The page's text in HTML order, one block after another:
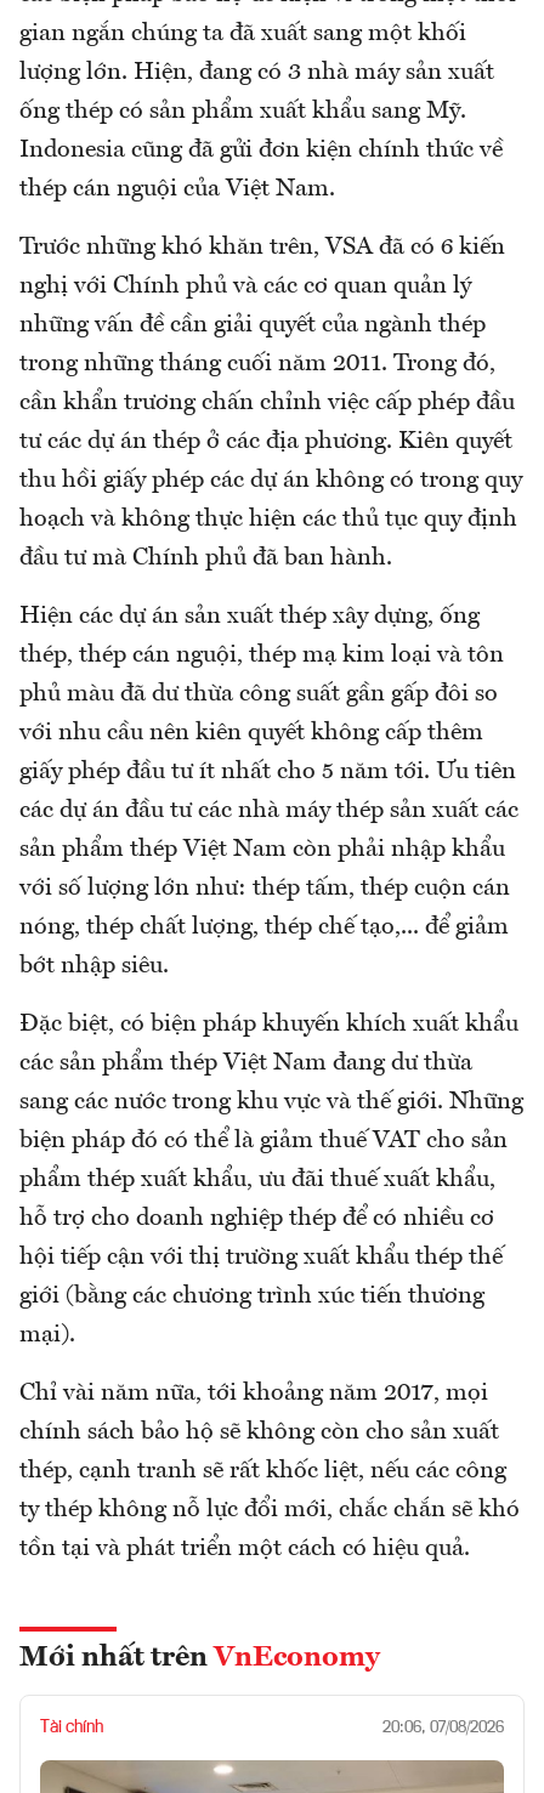
gian ngắn chúng ta đã xuất sang một khối
lượng lớn. Hiện, đang có 3 nhà máy sản xuất
ống thép có sản phẩm xuất khẩu sang Mỹ.
Indonesia cũng đã gửi đơn kiện chính thức về
thép cán nguội của Việt Nam.
Trước những khó khăn trên, VSA đã có 6 kiến
nghị với Chính phủ và các cơ quan quản lý
những vấn đề cần giải quyết của ngành thép
trong những tháng cuối năm 2011. Trong đó,
cần khẩn trương chấn chỉnh việc cấp phép đầu
tư các dự án thép ở các địa phương. Kiên quyết
thu hồi giấy phép các dự án không có trong quy
hoạch và không thực hiện các thủ tục quy định
đầu tư mà Chính phủ đã ban hành.
Hiện các dự án sản xuất thép xây dựng, ống
thép, thép cán nguội, thép mạ kim loại và tôn
phủ màu đã dư thừa công suất gần gấp đôi so
với nhu cầu nên kiên quyết không cấp thêm
giấy phép đầu tư ít nhất cho 5 năm tới. Ưu tiên
các dự án đầu tư các nhà máy thép sản xuất các
sản phẩm thép Việt Nam còn phải nhập khẩu
với số lượng lớn như: thép tấm, thép cuộn cán
nóng, thép chất lượng, thép chế tạo,... để giảm
bớt nhập siêu.
Đặc biệt, có biện pháp khuyến khích xuất khẩu
các sản phẩm thép Việt Nam đang dư thừa
sang các nước trong khu vực và thế giới. Những
biện pháp đó có thể là giảm thuế VAT cho sản
phẩm thép xuất khẩu, ưu đãi thuế xuất khẩu,
hỗ trợ cho doanh nghiệp thép để có nhiều cơ
hội tiếp cận với thị trường xuất khẩu thép thế
giới (bằng các chương trình xúc tiến thương
mại).
Chỉ vài năm nữa, tới khoảng năm 2017, mọi
chính sách bảo hộ sẽ không còn cho sản xuất
thép, cạnh tranh sẽ rất khốc liệt, nếu các công
ty thép không nỗ lực đổi mới, chắc chắn sẽ khó
tồn tại và phát triển một cách có hiệu quả.
Mới nhất trên VnEconomy
Tài chính 20:06, 07/08/2026